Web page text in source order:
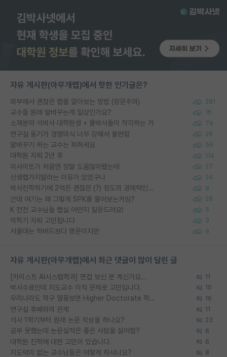
자유 게시판(아무개랩)에서 핫한 인기글은?
외부에서 괜찮은 랩을 알아보는 방법 (장문주의) 281
교수들 원래 말바꾸는게 일상인가요? 16
소재분야 석박사 대학원생 + 물박사들이 착각하는 거 79
연구실 동기가 경쟁의식 너무 강해서 불편함 26
말바꾸기 하는 교수는 피하세요 56
대학원 자퇴 2년 후 114
이사이트가 처음엔 정말 도움많이됐는데 27
신생랩가지말라는 이유가 있었구나 24
박사진학하기에 2억은 괜찮은 (?) 정도의 경제력인가요 9
근데 여기는 왜 그렇게 SPK를 물어보는거임? 28
K 전전 교수님들 랩실 어떤지 질문드려요! 5
막학기 자퇴 고민됩니다 3
서울대는 하버드보다 명문이지만 9
자유 게시판(아무개랩)에서 최근 댓글이 많이 달린 글
[카이스트 AI시스템학과] 면접 보신 분 계신가요... 11
박사수료인데 지도교수 이직 문제로 고민입니다. 10
우리나라도 학구 열풍보면 Higher Doctorate 학위가 필요하다고 봅니다. 16
연구실 후배와의 관계 11
석사 1학기부터 원래 논문 작성을 하나요? 23
공부 못했는데 논문실적은 좋은 사람을 싫어함? 6
대학원 진학에 대한 고민이 있습니다. 6
지도력이 없는 교수님들은 어떻게 하시나요? 8